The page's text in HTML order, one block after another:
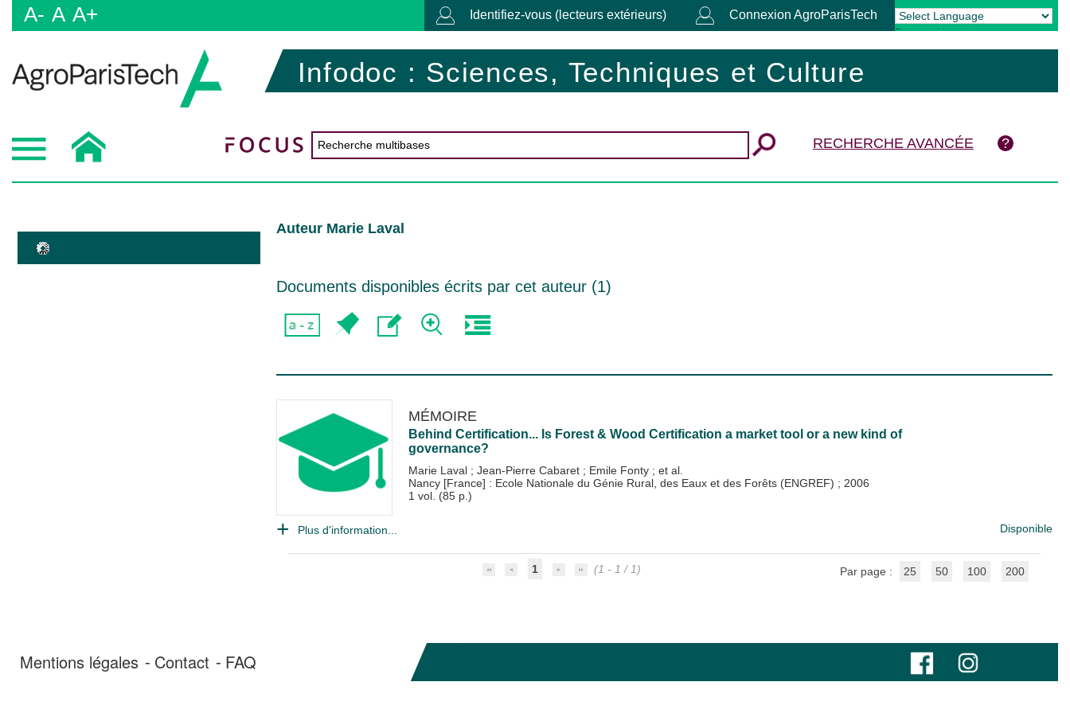
A- A A+ Identifiez-vous (lecteurs extérieurs) Connexion AgroParisTech
Powered by Translate
Infodoc : Sciences, Techniques et Culture
RECHERCHE AVANCÉE
Auteur Marie Laval
Documents disponibles écrits par cet auteur (1)
MÉMOIRE
Behind Certification... Is Forest & Wood Certification a market tool or a new kind of
governance?
Marie Laval ; Jean-Pierre Cabaret ; Emile Fonty ; et al.
Nancy [France] : Ecole Nationale du Génie Rural, des Eaux et des Forêts (ENGREF) ; 2006
1 vol. (85 p.)
Plus d'information... Disponible
1 (1 - 1 / 1) Par page : 25 50 100 200
Mentions légales Contact FAQ